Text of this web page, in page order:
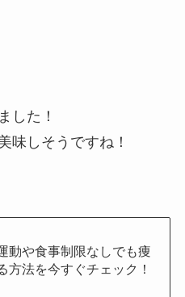
した！
味しそうですね！
動や食事制限なしでも痩
方法を今すぐチェック！